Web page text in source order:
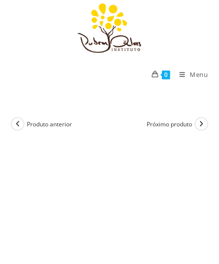
0 Menu
Produto anterior Próximo produto